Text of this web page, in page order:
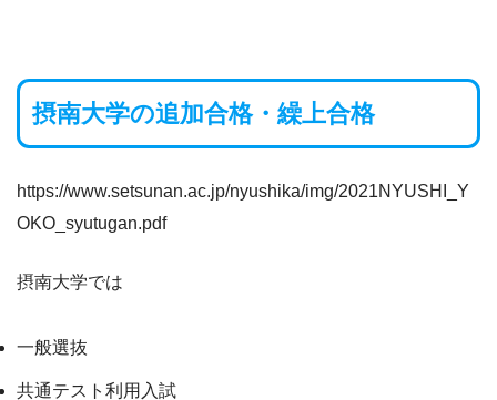
摂南大学の追加合格・繰上合格
https://www.setsunan.ac.jp/nyushika/img/2021NYUSHI_Y
OKO_syutugan.pdf
摂南大学では
一般選抜
共通テスト利用入試